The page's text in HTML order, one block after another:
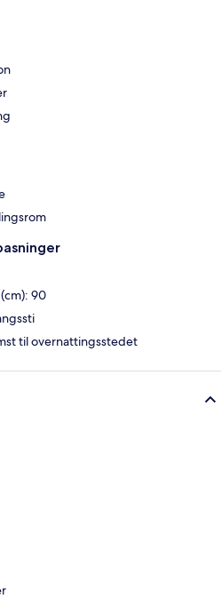
90
til overnattingsstedet